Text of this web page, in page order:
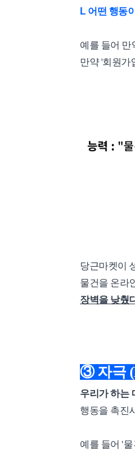
L 어떤 행동
예를 들어 만
만약 '회원가
당근마켓이
물건을 온라
장벽을 낮췄
③ 자극
우리가 하는
행동을 촉진
예를 들어 '